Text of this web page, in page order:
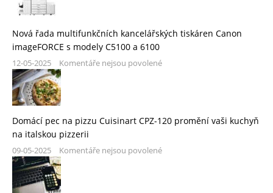
Nová řada multifunkčních kancelářských tiskáren Canon
imageFORCE s modely C5100 a 6100
12-05-2025 Komentáře nejsou povolené
Domácí pec na pizzu Cuisinart CPZ-120 promění vaši kuchyň
na italskou pizzerii
09-05-2025 Komentáře nejsou povolené